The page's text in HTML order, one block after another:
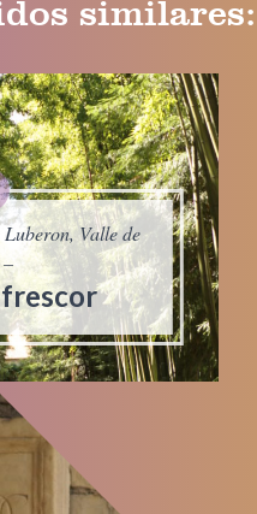
similares:
Luberon, Valle de
–
frescor